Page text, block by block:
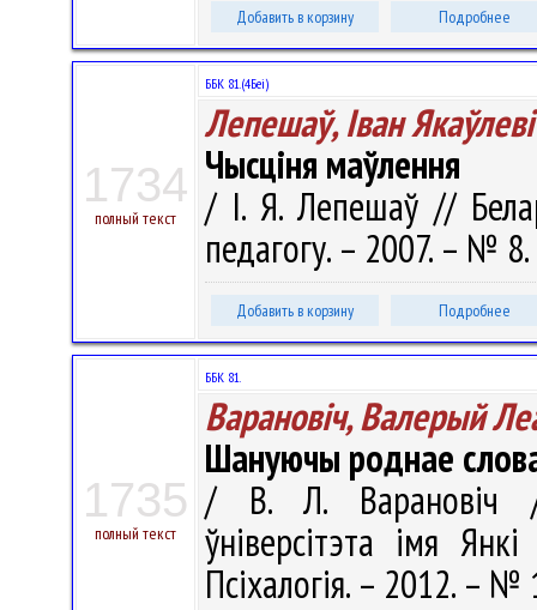
Добавить в корзину Подробнее
1734
полный текст
ББК 81.(4Беі)
Лепешаў, Iван
Чысціня маўлення
/ I. Я. Лепешаў //
педагогу. – 2007. – №
Добавить в корзину Подробнее
1735
полный текст
ББК 81.
Варановіч, Валерый
Шануючы роднае
/ В. Л. Варановіч //
ўніверсітэта імя
Псіхалогія. – 2012. –